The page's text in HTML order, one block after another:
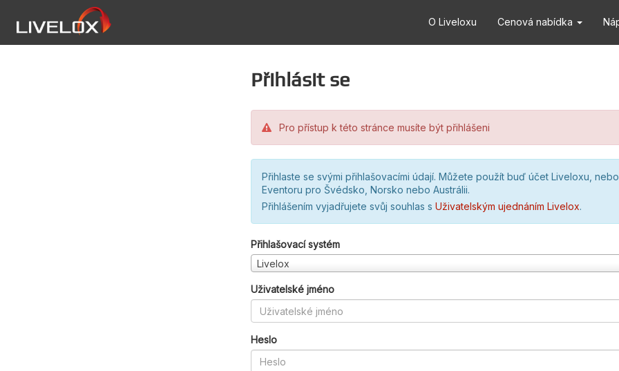
O Liveloxu Cenová nabídka
Přihlásit se
Pro přístup k této stránce musíte být přihlášeni
Přihlaste se svými přihlašovacími údají. Můžete použít buď účet Liveloxu,
Eventoru pro Švédsko, Norsko nebo Austrálii.
Přihlášením vyjadřujete svůj souhlas s Uživatelským ujednáním Livelox.
Přihlašovací systém
Livelox
Uživatelské jméno
Heslo